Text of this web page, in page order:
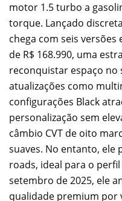
motor 1.5 turbo a
torque. Lançado
chega com seis
de R$ 168.990, uma
reconquistar espaço no
atualizações como
configurações Black
personalização sem
câmbio CVT de oito
suaves. No entanto, ele
roads, ideal para o
setembro de 2025, ele
qualidade premium por